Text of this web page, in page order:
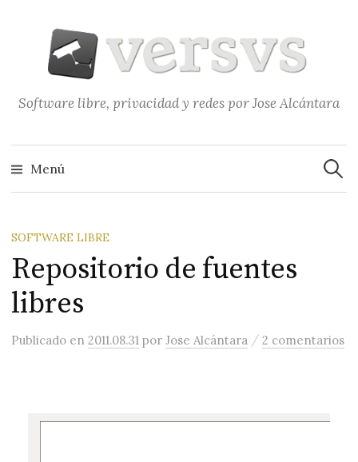
contenido
Software libre, privacidad y redes por Jose Alcántara
Menú
SOFTWARE LIBRE
Repositorio de fuentes
libres
Publicado en2011.08.31 porJose Alcántara /2 comentarios